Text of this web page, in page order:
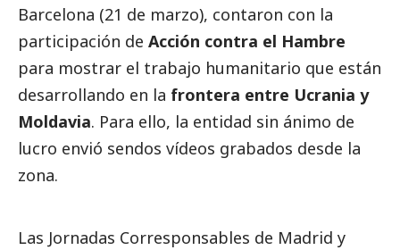
Barcelona (21 de marzo), contaron con la
participación de Acción contra el Hambre
para mostrar el trabajo humanitario que están
desarrollando en la frontera entre Ucrania y
Moldavia. Para ello, la entidad sin ánimo de
lucro envió sendos vídeos grabados desde la
zona.
Las Jornadas Corresponsables de Madrid y